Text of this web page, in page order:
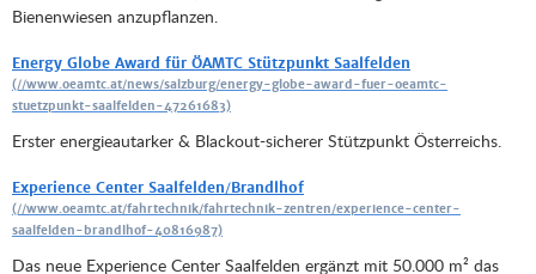
Bienenwiesen anzupflanzen.
Energy Globe Award für ÖAMTC Stützpunkt Saalfelden
Erster energieautarker & Blackout-sicherer Stützpunkt Österreichs.
Experience Center Saalfelden/Brandlhof
Das neue Experience Center Saalfelden ergänzt mit 50.000 m² das